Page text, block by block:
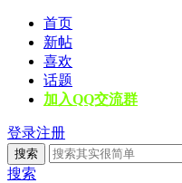
首页
新帖
喜欢
话题
加入QQ交流群
登录注册
搜索
搜索